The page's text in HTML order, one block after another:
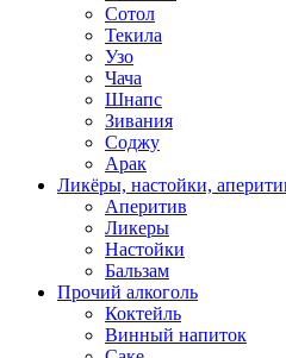
Сотол
Текила
Узо
Чача
Шнапс
Зивания
Соджу
Арак
Ликёры, настойки,
Аперитив
Ликеры
Настойки
Бальзам
Прочий алкоголь
Коктейль
Винный напиток